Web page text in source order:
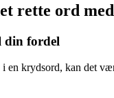
rette ord
din fordel
i en krydsord, kan det